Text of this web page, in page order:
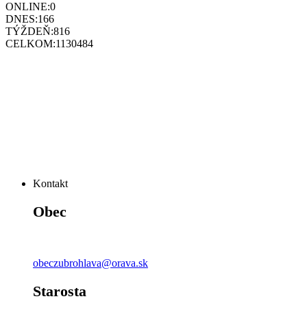
ONLINE:0
DNES:166
TÝŽDEŇ:816
CELKOM:1130484
Kontakt
Obec
obeczubrohlava@orava.sk
Starosta